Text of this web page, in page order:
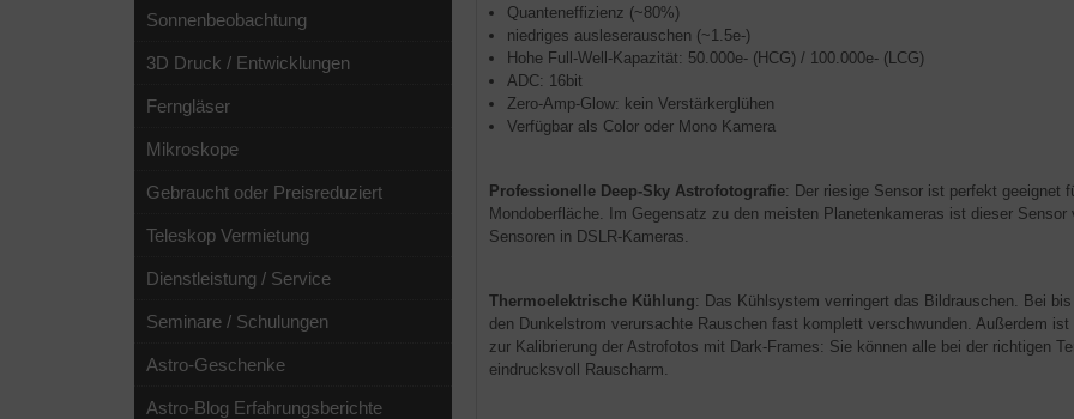
Quanteneffizienz (~80%)
niedriges ausleserauschen (~1.5e-)
Hohe Full-Well-Kapazität: 50.000e- (HCG) / 100.000e- (LCG)
ADC: 16bit
Zero-Amp-Glow: kein Verstärkerglühen
Verfügbar als Color oder Mono Kamera
Professionelle Deep-Sky Astrofotografie: Der riesige Sensor ist perfekt geeignet
Mondoberfläche. Im Gegensatz zu den meisten Planetenkameras ist dieser
Sensoren in DSLR-Kameras.
Thermoelektrische Kühlung: Das Kühlsystem verringert das Bildrauschen. Bei
den Dunkelstrom verursachte Rauschen fast komplett verschwunden. Außerdem
zur Kalibrierung der Astrofotos mit Dark-Frames: Sie können alle bei der richtigen
eindrucksvoll Rauscharm.
Sonnenbeobachtung
3D Druck / Entwicklungen
Ferngläser
Mikroskope
Gebraucht oder Preisreduziert
Teleskop Vermietung
Dienstleistung / Service
Seminare / Schulungen
Astro-Geschenke
Astro-Blog Erfahrungsberichte